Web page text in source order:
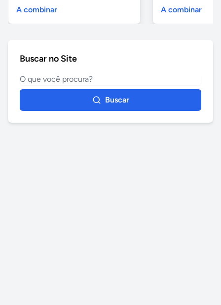
A combinar A combinar
Buscar no Site
Buscar